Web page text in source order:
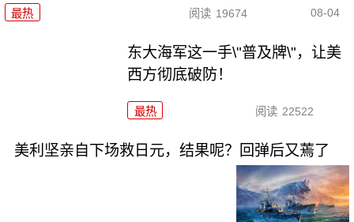
最热 阅读 19674 08-04
东大海军这一手\"普及牌\"，让美
西方彻底破防！
最热 阅读 22522
美利坚亲自下场救日元，结果呢？回弹后又蔫了